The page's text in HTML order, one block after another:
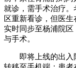
就诊，需手术治疗
区重新看诊，但医
实时同步至杨浦院
与手术。
即将上线的出